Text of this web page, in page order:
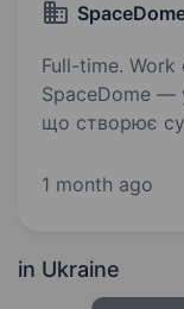
Full-time.
SpaceDome —
що створює
бізнесу. Наші
1 month ago
in Ukraine